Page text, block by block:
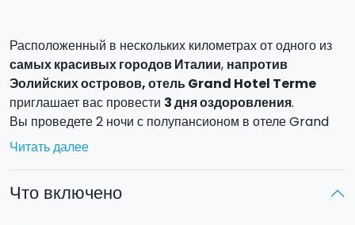
Расположенный в нескольких километрах от одного из
самых красивых городов Италии, напротив
Эолийских островов, отель Grand Hotel Terme
приглашает вас провести 3 дня оздоровления.
Вы проведете 2 ночи с полупансионом в отеле Grand
Hotel Terme, старинном здании в средиземноморском
стиле, которое обрамляет вековой парк.
По прибытии вас встретят приветственным напитком.
Читать далее
Что включено